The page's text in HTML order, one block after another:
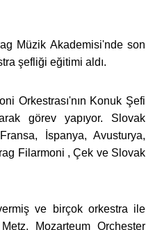
Müzik Akademisi'nde son
şefliği eğitimi aldı.
Orkestrası'nın Konuk Şefi
görev yapıyor. Slovak
İspanya, Avusturya,
Filarmoni , Çek ve Slovak
ve birçok orkestra ile
Mozarteum Orchester